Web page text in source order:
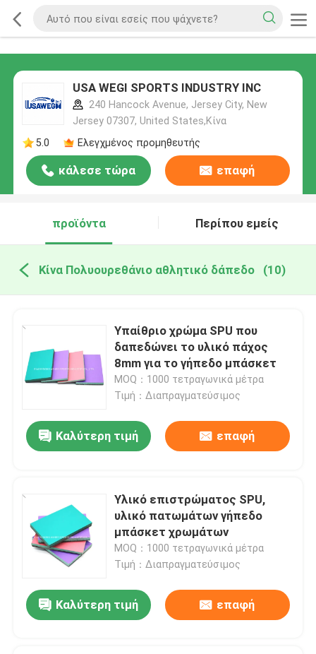
USA WEGI SPORTS INDUSTRY INC
240 Hancock Avenue, Jersey City, New
Jersey 07307, United States,Κίνα
5.0
Ελεγχμένος προμηθευτής
κάλεσε τώρα επαφή
προϊόντα Περίπου εμείς
Κίνα Πολυουρεθάνιο αθλητικό δάπεδο (10)
Υπαίθριο χρώμα SPU που
δαπεδώνει το υλικό πάχος
8mm για το γήπεδο μπάσκετ
MOQ：1000 τετραγωνικά μέτρα
Τιμή：Διαπραγματεύσιμος
Καλύτερη τιμή επαφή
Υλικό επιστρώματος SPU,
υλικό πατωμάτων γήπεδο
μπάσκετ χρωμάτων
MOQ：1000 τετραγωνικά μέτρα
Τιμή：Διαπραγματεύσιμος
Καλύτερη τιμή επαφή